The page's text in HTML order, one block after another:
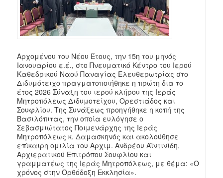
Αρχομένου του Νέου Έτους, την 15η του μηνός
Ιανουαρίου ε.έ., στο Πνευματικό Κέντρο του Ιερού
Καθεδρικού Ναού Παναγίας Ελευθερωτρίας στο
Διδυμότειχο πραγματοποιήθηκε η πρώτη δια το
έτος 2026 Σύναξη του ιερού κλήρου της Ιεράς
Μητροπόλεως Διδυμοτείχου, Ορεστιάδος και
Σουφλίου. Της Συνάξεως προηγήθηκε η κοπή της
Βασιλόπιτας, την οποία ευλόγησε ο
Σεβασμιώτατος Ποιμενάρχης της Ιεράς
Μητροπόλεως κ. Δαμασκηνός και ακολούθησε
επίκαιρη ομιλία του Αρχιμ. Ανδρέου Αϊντινίδη,
Αρχιερατικού Επιτρόπου Σουφλίου και
γραμματέως της Ιεράς Μητροπόλεως, με θέμα: «Ο
χρόνος στην Ορθόδοξη Εκκλησία».